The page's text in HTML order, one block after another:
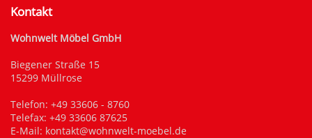
Kontakt
Wohnwelt Möbel GmbH
Biegener Straße 15
15299 Müllrose
Telefon: +49 33606 - 8760
Telefax: +49 33606 87625
E-Mail: kontakt@wohnwelt-moebel.de